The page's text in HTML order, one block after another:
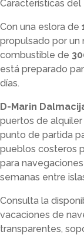
Características
Con una eslora de
propulsado por un
combustible de
está preparado
días.
D-Marin
puertos de
punto de partida
pueblos costeros
para
semanas entre
Consulta la
vacaciones de
transparentes,